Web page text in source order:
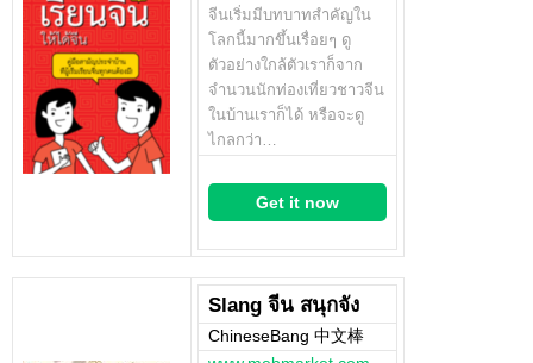
จีนเริ่มมีบทบาทสำคัญใน
โลกนี้มากขึ้นเรื่อยๆ ดู
ตัวอย่างใกล้ตัวเราก็จาก
จำนวนนักท่องเที่ยวชาวจีน
ในบ้านเราก็ได้ หรือจะดู
ไกลกว่า…
Get it now
Slang จีน สนุกจัง
ChineseBang 中文棒